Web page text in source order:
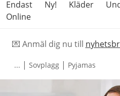
Endast
Online
Ny! Kläder
💌 Anmäl dig nu till
... | Sovplagg | Pyjamas